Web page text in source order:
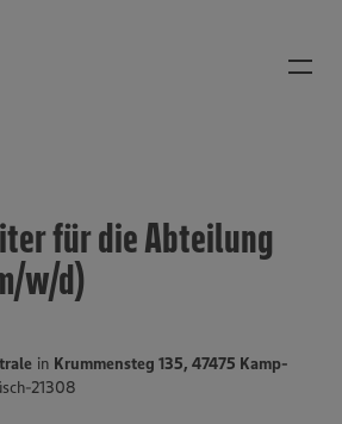
für die Abteilung
w/d)
in Krummensteg 135, 47475 Kamp-
21308